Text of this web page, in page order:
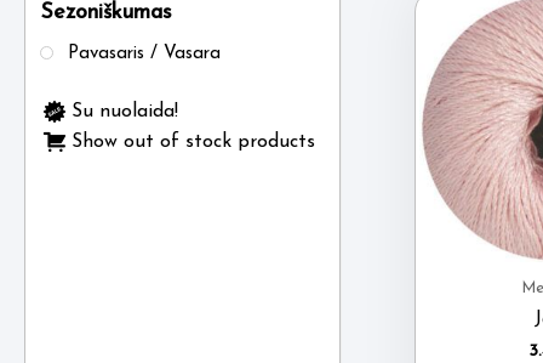
Sezoniškumas
Pavasaris / Vasara
Su nuolaida!
Show out of stock products